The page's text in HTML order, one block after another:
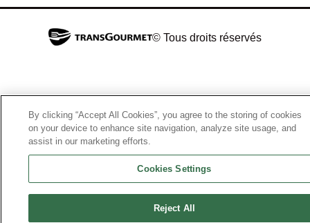
© Tous droits réservés
By clicking “Accept All Cookies”, you agree to the storing of cookies
on your device to enhance site navigation, analyze site usage, and
assist in our marketing efforts.
Cookies Settings
Reject All